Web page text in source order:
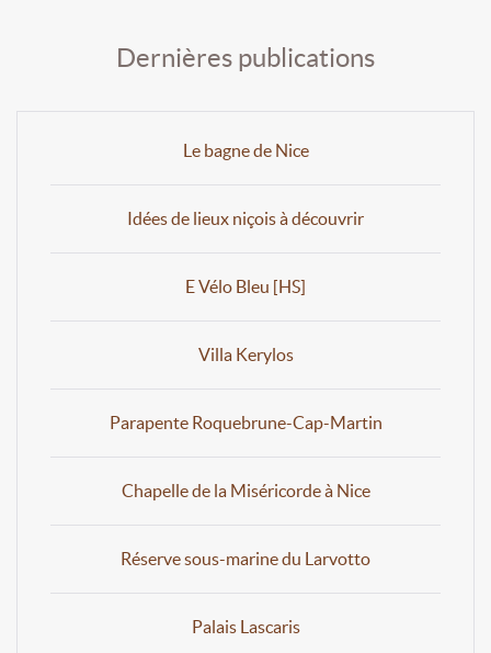
Dernières publications
Le bagne de Nice
Idées de lieux niçois à découvrir
E Vélo Bleu [HS]
Villa Kerylos
Parapente Roquebrune-Cap-Martin
Chapelle de la Miséricorde à Nice
Réserve sous-marine du Larvotto
Palais Lascaris